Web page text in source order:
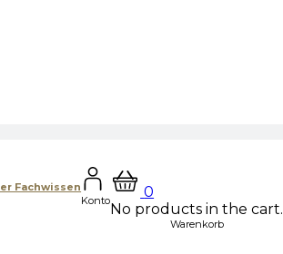
Fachwissen
Konto
0
No products in the cart.
Warenkorb